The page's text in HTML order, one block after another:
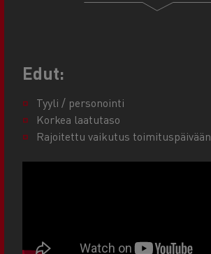
Edut:
Tyyli / personointi
Korkea laatutaso
Rajoitettu vaikutus toimituspäivään